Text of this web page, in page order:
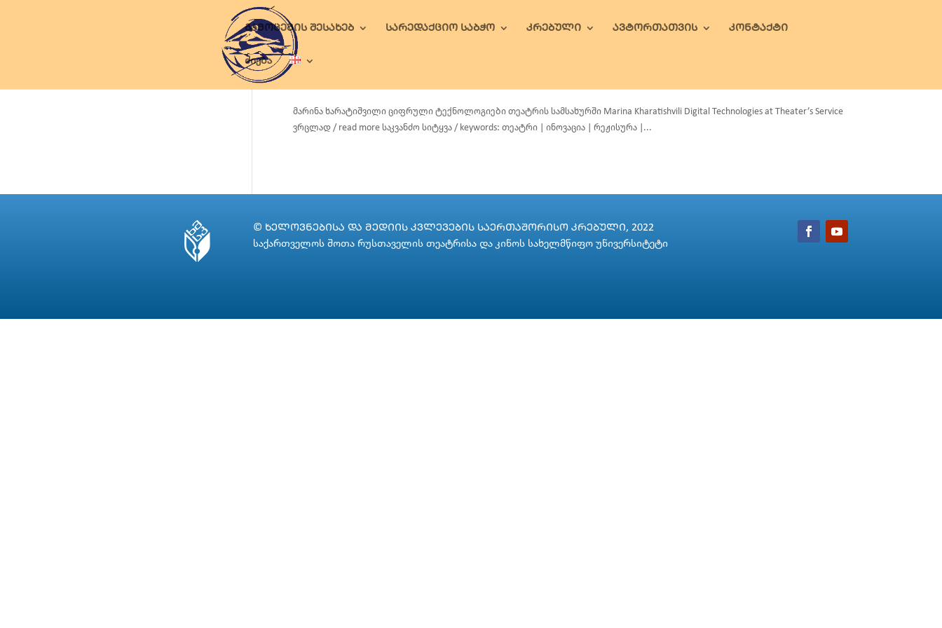
ᲒᲐᲛᲝᲪᲔᲛᲘᲡ ᲨᲔᲡᲐᲮᲔᲑ ᲡᲐᲠᲔᲓᲐᲥᲪᲘᲝ ᲡᲐᲑᲭᲝ ᲙᲠᲔᲑᲣᲚᲘ ᲐᲕᲢᲝᲠᲗᲐᲗᲕᲘᲡ ᲙᲝᲜᲢᲐᲥᲢᲘ
ძიება
მარინა ხარატიშვილი ციფრული ტექნოლოგიები თეატრის სამსახურში Marina Kharatishvili Digital Technologies at Theater’s Service
ვრცლად / read more საკვანძო სიტყვა / keywords: თეატრი | ინოვაცია | რეჟისურა |...
© ᲮᲔᲚᲝᲕᲜᲔᲑᲘᲡᲐ ᲓᲐ ᲛᲔᲓᲘᲘᲡ ᲙᲕᲚᲔᲕᲔᲑᲘᲡ ᲡᲐᲔᲠᲗᲐᲨᲝᲠᲘᲡᲝ ᲙᲠᲔᲑᲣᲚᲘ, 2022
საქართველოს შოთა რუსთაველის თეატრისა და კინოს სახელმწიფო უნივერსიტეტი